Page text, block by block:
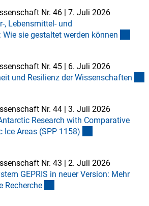
Nr. 46 | 7. Juli 2026
, Lebensmittel- und
sie gestaltet werden können
Nr. 45 | 6. Juli 2026
und Resilienz der Wissenschaften
Nr. 44 | 3. Juli 2026
Research with Comparative
Areas (SPP 1158)
Nr. 43 | 2. Juli 2026
GEPRIS in neuer Version: Mehr
Recherche